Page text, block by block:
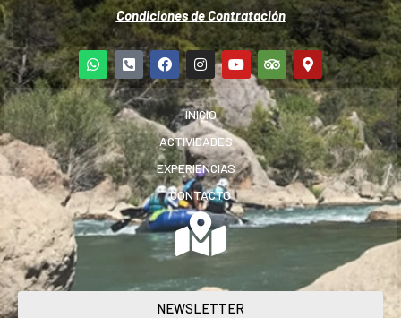
Condiciones de Contratación
INICIO
ACTIVIDADES
EXPERIENCIAS
CONTACTO
NEWSLETTER